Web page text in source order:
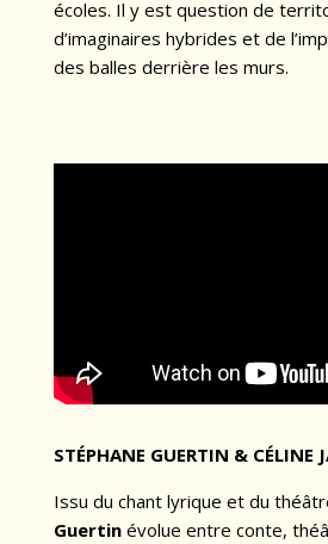
écoles. Il y est question de
d’imaginaires hybrides et de
des balles derrière les murs.
STÉPHANE GUERTIN & CÉLINE
Issu du chant lyrique et du
Guertinévolue entre conte,